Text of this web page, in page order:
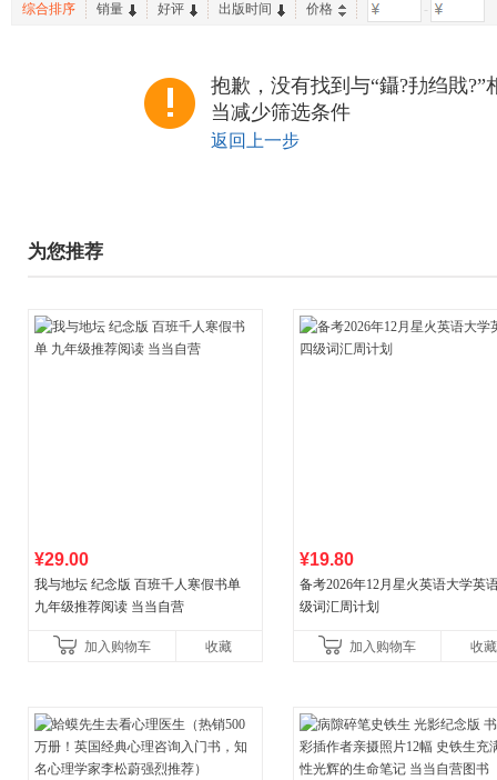
综合排序 销量 好评 出版时间 价格 -
抱歉，没有找到与“鑷?劧绉戝
当减少筛选条件
返回上一步
为您推荐
¥29.00
我与地坛 纪念版 百班千人寒假书单
九年级推荐阅读 当当自营
加入购物车 收藏
¥19.80
备考2026年12月星火英语大学英
级词汇周计划
加入购物车 收藏